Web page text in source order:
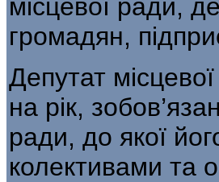
місцевої ради,
громадян,
Депутат
на рік,
ради, до якої
колективами та